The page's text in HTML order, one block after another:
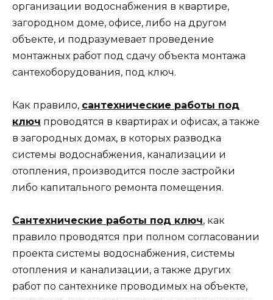
организации водоснабжения в квартире,
загородном доме, офисе, либо на другом
объекте, и подразумевает проведение
монтажных работ под сдачу объекта монтажа
сантехоборудования, под ключ.
Как правило, сантехнические работы под
ключ проводятся в квартирах и офисах, а также
в загородных домах, в которых разводка
системы водоснабжения, канализации и
отопления, производится после застройки
либо капитального ремонта помещения.
Сантехнические работы под ключ, как
правило проводятся при полном согласовании
проекта системы водоснабжения, системы
отопления и канализации, а также других
работ по сантехнике проводимых на объекте,